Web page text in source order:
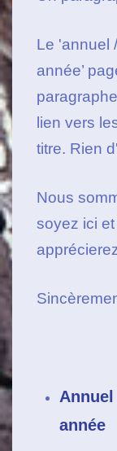
Le 'annuel
année’
lien vers
titre. Rien
Nous
soyez ici
année